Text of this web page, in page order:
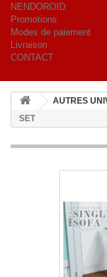
NENDOROID
Promotions
Modes de paiement
Livraison
CONTACT
AUTRES
SET